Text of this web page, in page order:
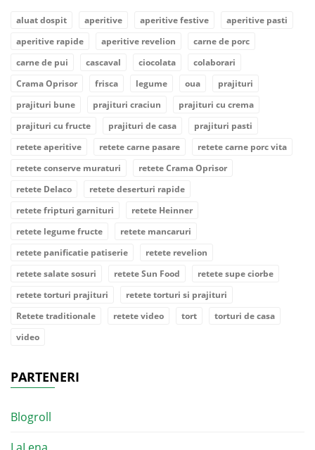
aluat dospit aperitive aperitive festive
aperitive pasti
aperitive rapide
aperitive revelion
carne de porc
carne de pui
cascaval ciocolata
colaborari
Crama Oprisor
frisca legume oua
prajituri
prajituri bune
prajituri craciun
prajituri cu crema
prajituri cu fructe
prajituri de casa
prajituri pasti
retete aperitive
retete carne pasare
retete carne porc vita
retete conserve muraturi
retete Crama Oprisor
retete Delaco
retete deserturi rapide
retete fripturi garnituri
retete Heinner
retete legume fructe
retete mancaruri
retete panificatie patiserie
retete revelion
retete salate sosuri
retete Sun Food
retete supe ciorbe
retete torturi prajituri
retete torturi si prajituri
Retete traditionale
retete video tort
torturi de casa
video
PARTENERI
Blogroll